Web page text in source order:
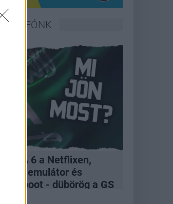
VIDEÓNK
GTA 6 a Netflixen,
360 emulátor és
reboot - dübörög a GS